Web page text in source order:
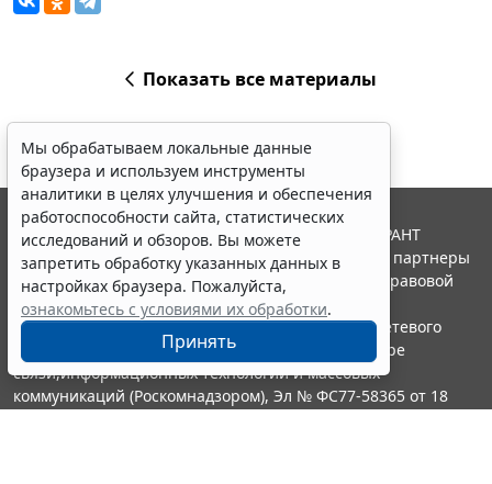
Показать все материалы
Мы обрабатываем локальные данные
браузера и используем инструменты
аналитики в целях улучшения и обеспечения
работоспособности сайта, статистических
исследований и обзоров. Вы можете
запретить обработку указанных данных в
настройках браузера. Пожалуйста,
ознакомьтесь с условиями их обработки.
Принять
© ООО "НПП "ГАРАНТ-СЕРВИС", 2026. Система ГАРАНТ
выпускается с 1990 года. Компания "Гарант" и ее партнеры
являются участниками Российской ассоциации правовой
информации ГАРАНТ.
Портал ГАРАНТ.РУ зарегистрирован в качестве сетевого
издания Федеральной службой по надзору в сфере
связи,информационных технологий и массовых
коммуникаций (Роскомнадзором), Эл № ФС77-58365 от 18